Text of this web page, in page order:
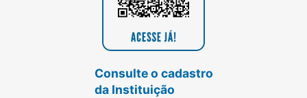
Consulte o cadastro
da Instituição